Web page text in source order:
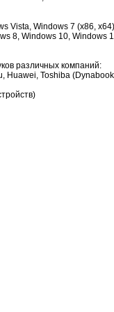
Vista, Windows 7 (x86, x64)
8, Windows 10, Windows
различных компаний:
Huawei, Toshiba